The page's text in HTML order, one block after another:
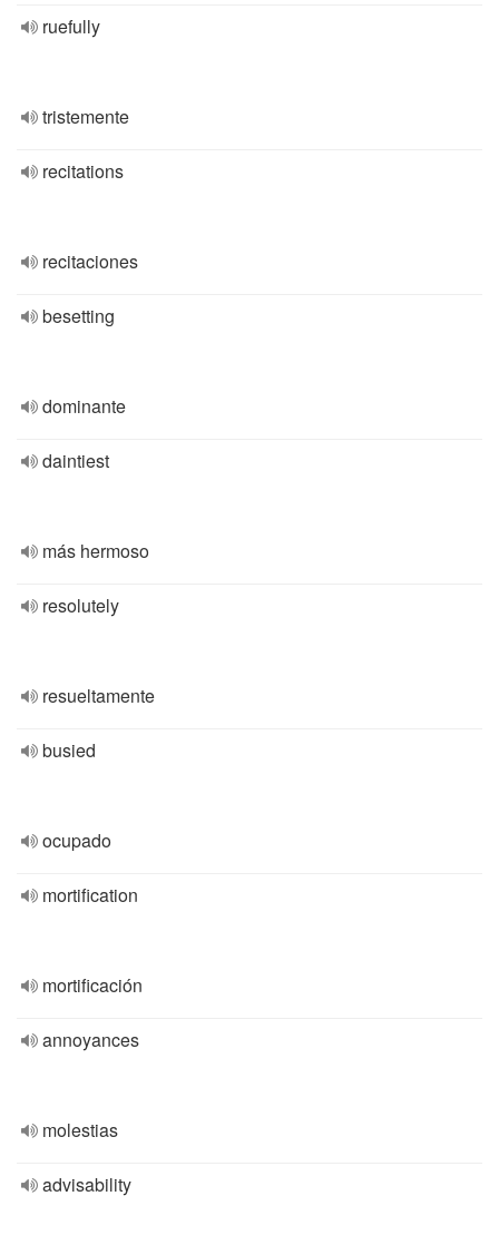
ruefully
tristemente
recitations
recitaciones
besetting
dominante
daintiest
más hermoso
resolutely
resueltamente
busied
ocupado
mortification
mortificación
annoyances
molestias
advisability